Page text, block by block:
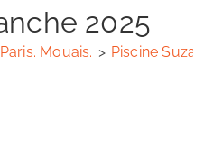
2025
Mouais. > Piscine